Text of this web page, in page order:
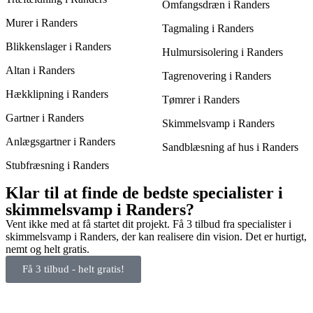
Murer i Randers
Blikkenslager i Randers
Altan i Randers
Hækklipning i Randers
Gartner i Randers
Anlægsgartner i Randers
Stubfræsning i Randers
Omfangsdræn i Randers
Tagmaling i Randers
Hulmursisolering i Randers
Tagrenovering i Randers
Tømrer i Randers
Skimmelsvamp i Randers
Sandblæsning af hus i Randers
Klar til at finde de bedste specialister i
skimmelsvamp i Randers?
Vent ikke med at få startet dit projekt. Få 3 tilbud fra specialister i
skimmelsvamp i Randers, der kan realisere din vision. Det er hurtigt,
nemt og helt gratis.
Få 3 tilbud - helt gratis!